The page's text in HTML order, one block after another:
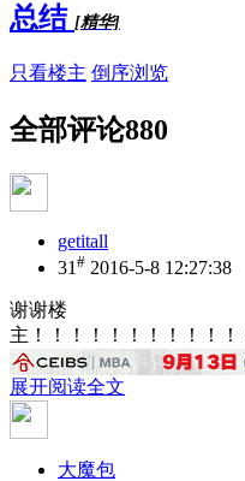
总结 [精华]
只看楼主 倒序浏览
全部评论880
getitall
31 # 2016-5-8 12:27:38
谢谢楼
主！！！！！！！！！！
展开阅读全文
大魔包